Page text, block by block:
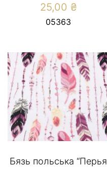
25,00 ₴
05363
Бязь польська “Перья